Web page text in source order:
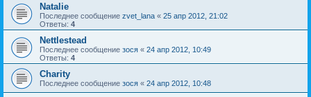
Natalie
Последнее сообщение zvet_lana « 25 апр 2012, 21:02
Ответы: 4
Nettlestead
Последнее сообщение зося « 24 апр 2012, 10:49
Ответы: 4
Charity
Последнее сообщение зося « 24 апр 2012, 10:48